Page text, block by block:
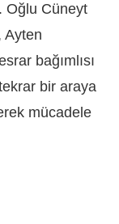
Oğlu Cüneyt
Ayten
bağımlısı
bir araya
mücadele